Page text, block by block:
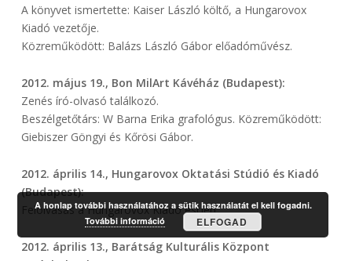
A könyvet ismertette: Kaiser László költő, a Hungarovox
Kiadó vezetője.
Közreműködött: Balázs László Gábor előadóművész.
2012. május 19., Bon MilArt Kávéház (Budapest):
Zenés író-olvasó találkozó.
Beszélgetőtárs: W Barna Erika grafológus. Közreműködött:
Giebiszer Göngyi és Kőrösi Gábor.
2012. április 14., Hungarovox Oktatási Stúdió és Kiadó
(Budapest):
Felolvasás a Hungarovox Kiadó estjén.
2012. április 13., Barátság Kulturális Központ
A honlap további használatához a sütik használatát el kell fogadni.
További információ
ELFOGAD